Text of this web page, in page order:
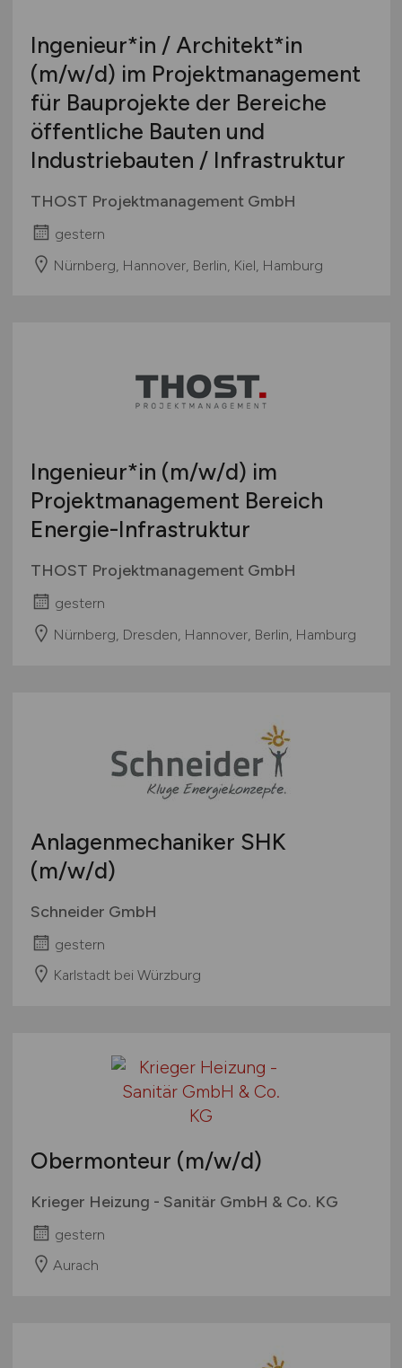
Ingenieur*in / Architekt*in
(m/w/d) im Projektmanagement
für Bauprojekte der Bereiche
öffentliche Bauten und
Industriebauten / Infrastruktur
THOST Projektmanagement GmbH
gestern
Nürnberg, Hannover, Berlin, Kiel, Hamburg
Ingenieur*in (m/w/d) im
Projektmanagement Bereich
Energie-Infrastruktur
THOST Projektmanagement GmbH
gestern
Nürnberg, Dresden, Hannover, Berlin, Hamburg
Anlagenmechaniker SHK
(m/w/d)
Schneider GmbH
gestern
Karlstadt bei Würzburg
Obermonteur (m/w/d)
Krieger Heizung - Sanitär GmbH & Co. KG
gestern
Aurach